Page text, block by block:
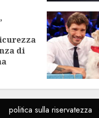
di
politica sulla riservatezza